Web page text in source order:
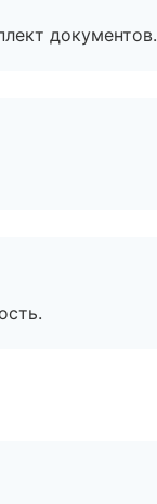
документов.